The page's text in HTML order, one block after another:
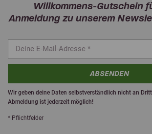
Willkommens-Gutschein
Anmeldung zu unserem
ABSENDEN
Wir geben deine Daten selbstverständlich nicht an
Abmeldung ist jederzeit möglich!
* Pflichtfelder